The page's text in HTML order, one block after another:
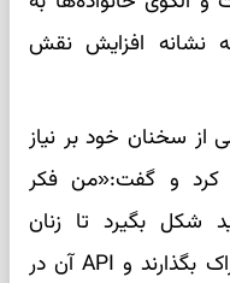
نشانه افزایش نقش
سخنان خود بر نیاز
کرد و گفت:«من فکر
شکل بگیرد تا زنان
تولیدکننده اطلاعات خود را به‌اشتراک بگذارند و API آن در